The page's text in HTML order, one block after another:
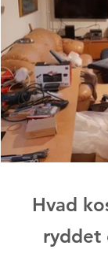
Hvad
ryddet